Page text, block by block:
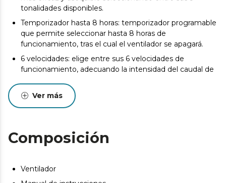
tonalidades disponibles.
Temporizador hasta 8 horas: temporizador programable
que permite seleccionar hasta 8 horas de
funcionamiento, tras el cual el ventilador se apagará.
6 velocidades: elige entre sus 6 velocidades de
funcionamiento, adecuando la intensidad del caudal de
Invierno/verano: el ventilador dispone de un sistema de
inversión de giro del motor para realizar la función
el ventilador impulsará el aire caliente hacia el suelo y
complementará tu sistema de calefacción en invierno.
regulable con dos barras para ajustar la altura con 15 o 25
Ver más
Composición
Ventilador